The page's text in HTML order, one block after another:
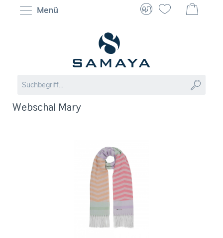
Menü
Webschal Mary